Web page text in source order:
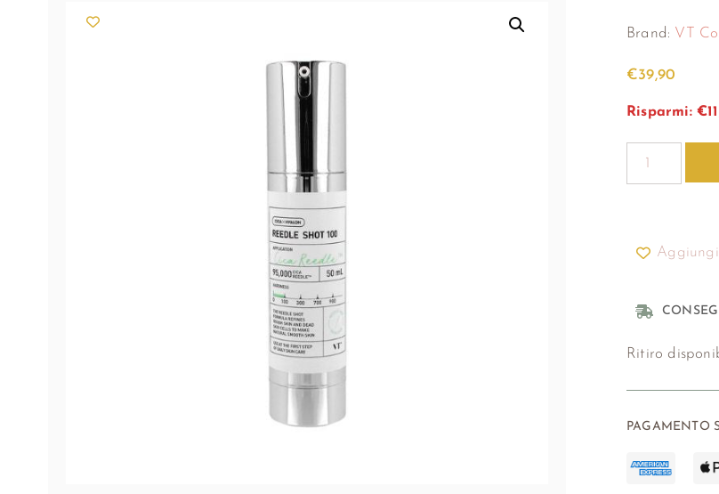
Brand: VT
€39,90
Risparmi: €
Ritiro
PAGAMENTO